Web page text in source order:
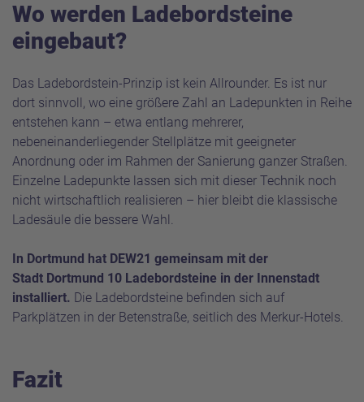
Wo werden Ladebordsteine
eingebaut?
Das Ladebordstein-Prinzip ist kein Allrounder. Es ist nur
dort sinnvoll, wo eine größere Zahl an Ladepunkten in Reihe
entstehen kann – etwa entlang mehrerer,
nebeneinanderliegender Stellplätze mit geeigneter
Anordnung oder im Rahmen der Sanierung ganzer Straßen.
Einzelne Ladepunkte lassen sich mit dieser Technik noch
nicht wirtschaftlich realisieren – hier bleibt die klassische
Ladesäule die bessere Wahl.
In Dortmund hat DEW21 gemeinsam mit der
Stadt Dortmund 10 Ladebordsteine in der Innenstadt
installiert. Die Ladebordsteine befinden sich auf
Parkplätzen in der Betenstraße, seitlich des Merkur-Hotels.
Fazit